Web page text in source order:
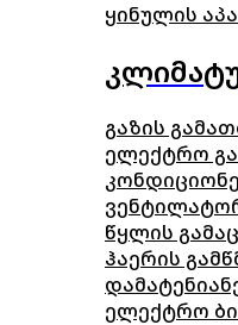
ყინულის
გაზის
ელექტრო
წყლის
ჰაერის
ელექტრო